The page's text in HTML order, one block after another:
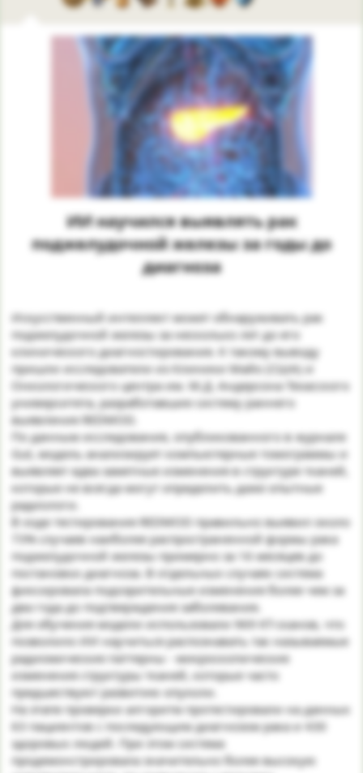
ИИ научился выявлять рак
поджелудочной железы за годы до
диагноза​
Искусственный интеллект может обнаруживать рак
поджелудочной железы за несколько лет до его
клинического диагностирования. К такому выводу
пришли исследователи из Клиники Майо (США) и
Онкологического центра им. М.Д. Андерсона Техасского
университета, разработавшие систему раннего
выявления REDMOD.
По данным исследования, опубликованного в журнале
Gut, модель анализирует компьютерные томограммы и
выявляет едва заметные изменения в структуре тканей,
которые не всегда могут определить даже опытные
радиологи.
В ходе тестирования REDMOD правильно выявил около
73% случаев наиболее распространенной формы рака
поджелудочной железы примерно за 16 месяцев до
постановки диагноза. В отдельных случаях система
фиксировала подозрительные изменения более чем за
два года до подтверждения заболевания.
Для обучения модели использовали 969 КТ-сканов, что
позволило ИИ научиться распознавать так называемые
радиомические паттерны - микроскопические
изменения структуры тканей, которые часто
предшествуют развитию опухоли.
На этапе проверки алгоритм протестировали на данных
63 пациентов с последующим диагнозом рака и 430
здоровых людей. При этом система
продемонстрировала значительно более высокую